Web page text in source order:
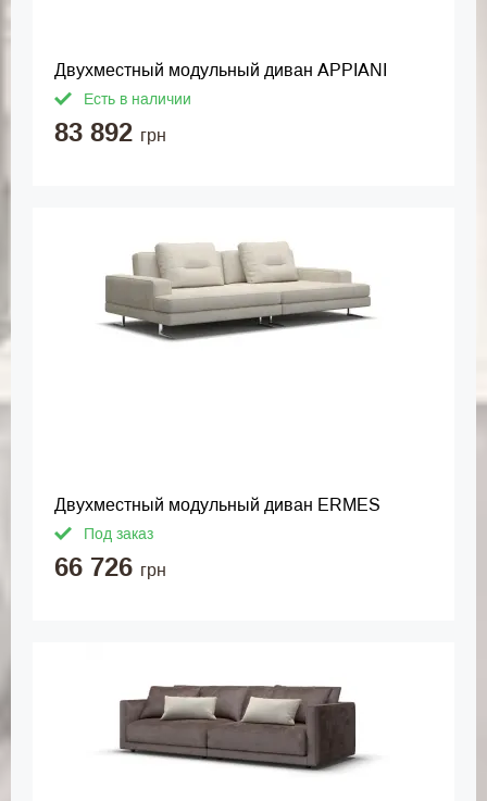
Двухместный модульный диван APPIANI
Есть в наличии
83 892 грн
Двухместный модульный диван ERMES
Под заказ
66 726 грн